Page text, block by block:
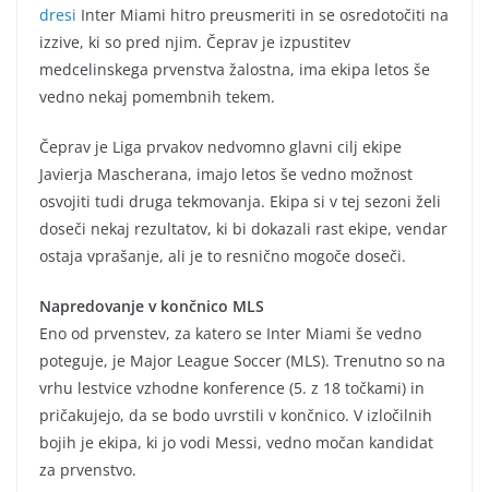
dresi Inter Miami hitro preusmeriti in se osredotočiti na
izzive, ki so pred njim. Čeprav je izpustitev
medcelinskega prvenstva žalostna, ima ekipa letos še
vedno nekaj pomembnih tekem.
Čeprav je Liga prvakov nedvomno glavni cilj ekipe
Javierja Mascherana, imajo letos še vedno možnost
osvojiti tudi druga tekmovanja. Ekipa si v tej sezoni želi
doseči nekaj rezultatov, ki bi dokazali rast ekipe, vendar
ostaja vprašanje, ali je to resnično mogoče doseči.
Napredovanje v končnico MLS
Eno od prvenstev, za katero se Inter Miami še vedno
poteguje, je Major League Soccer (MLS). Trenutno so na
vrhu lestvice vzhodne konference (5. z 18 točkami) in
pričakujejo, da se bodo uvrstili v končnico. V izločilnih
bojih je ekipa, ki jo vodi Messi, vedno močan kandidat
za prvenstvo.